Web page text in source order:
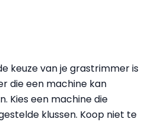
keuze van je grastrimmer is
die een machine kan
Kies een machine die
klussen. Koop niet te